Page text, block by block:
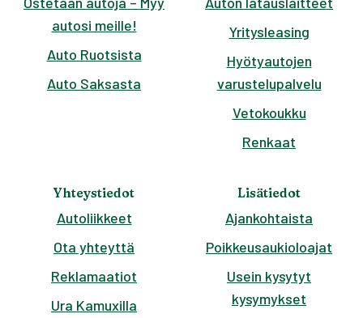
autosi meille!
Auto Ruotsista
Auto Saksasta
Yritysleasing
Hyötyautojen
varustelupalvelu
Vetokoukku
Renkaat
Yhteystiedot
Autoliikkeet
Ota yhteyttä
Reklamaatiot
Ura Kamuxilla
Lisätiedot
Ajankohtaista
Poikkeusaukioloajat
Usein kysytyt
kysymykset